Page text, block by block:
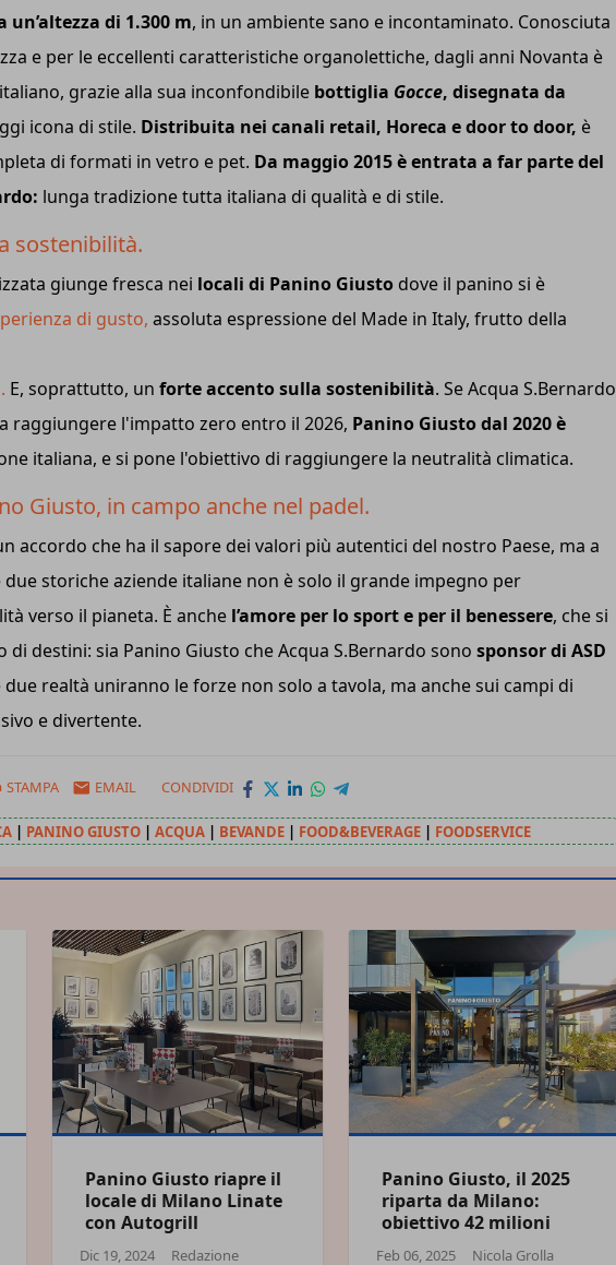
di 1.300 m, in un ambiente sano e incontaminato. Conosciuta
e per le eccellenti caratteristiche organolettiche, dagli anni Novanta è
grazie alla sua inconfondibile bottiglia Gocce, disegnata da
icona di stile. Distribuita nei canali retail, Horeca e door to door, è
di formati in vetro e pet. Da maggio 2015 è entrata a far parte del
lunga tradizione tutta italiana di qualità e di stile.
sostenibilità.
giunge fresca nei locali di Panino Giusto dove il panino si è
di gusto, assoluta espressione del Made in Italy, frutto della
E, soprattutto, un forte accento sulla sostenibilità. Se Acqua S.Bernardo
raggiungere l'impatto zero entro il 2026, Panino Giusto dal 2020 è
italiana, e si pone l'obiettivo di raggiungere la neutralità climatica.
Giusto, in campo anche nel padel.
accordo che ha il sapore dei valori più autentici del nostro Paese, ma a
storiche aziende italiane non è solo il grande impegno per
verso il pianeta. È anche l’amore per lo sport e per il benessere, che si
destini: sia Panino Giusto che Acqua S.Bernardo sono sponsor di ASD
due realtà uniranno le forze non solo a tavola, ma anche sui campi di
e divertente.
STAMPA EMAIL CONDIVIDI
| PANINO GIUSTO | ACQUA | BEVANDE | FOOD&BEVERAGE | FOODSERVICE
Panino Giusto riapre il
locale di Milano Linate
con Autogrill
Dic 19, 2024 Redazione
Panino Giusto, il 2025
riparta da Milano:
obiettivo 42 milioni
Feb 06, 2025 Nicola Grolla